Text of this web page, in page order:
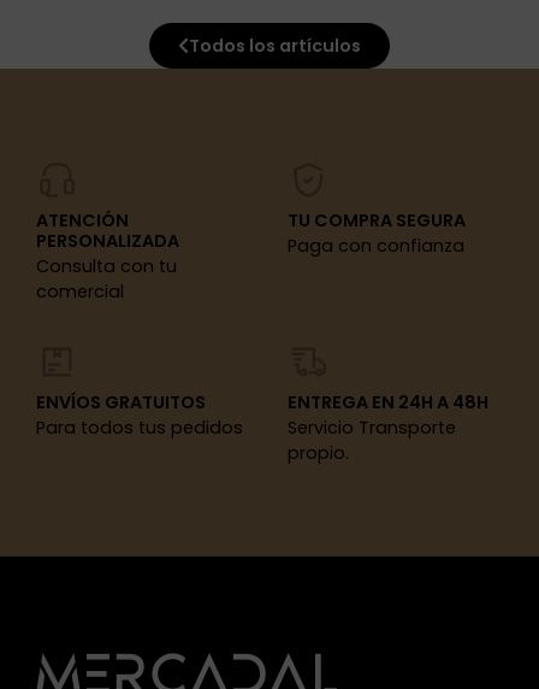
Todos los artículos
ATENCIÓN
PERSONALIZADA
Consulta con tu
comercial
TU COMPRA SEGURA
Paga con confianza
ENVÍOS GRATUITOS
Para todos tus pedidos
ENTREGA EN 24H A 48H
Servicio Transporte
propio.